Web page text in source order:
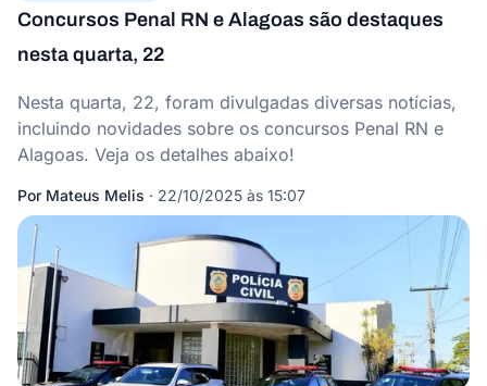
Concursos Penal RN e Alagoas são destaques
nesta quarta, 22
Nesta quarta, 22, foram divulgadas diversas notícias,
incluindo novidades sobre os concursos Penal RN e
Alagoas. Veja os detalhes abaixo!
Por Mateus Melis · 22/10/2025 às 15:07